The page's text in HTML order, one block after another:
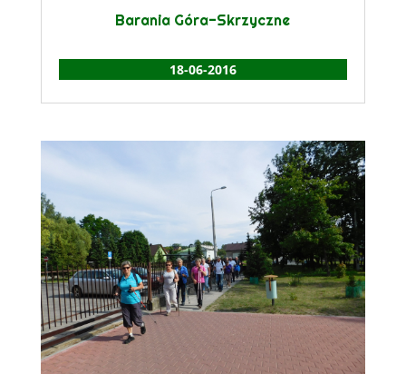
Barania Góra-Skrzyczne
18-06-2016